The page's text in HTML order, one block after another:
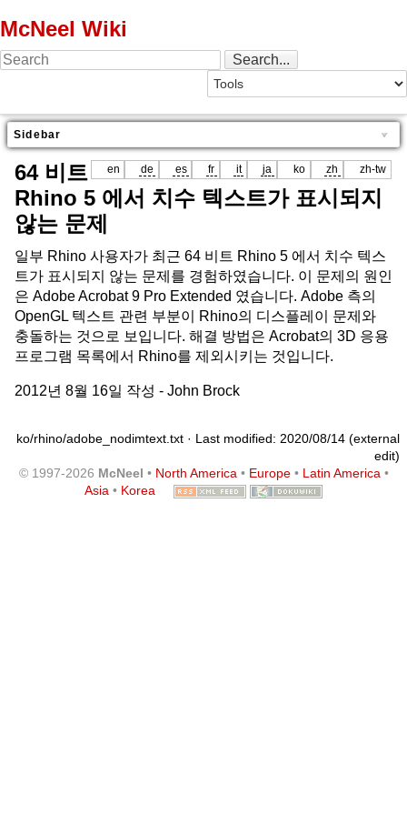
McNeel Wiki
Sidebar
en de es fr it ja ko zh zh-tw
64 비트
Rhino 5 에서 치수 텍스트가 표시되지
않는 문제
일부 Rhino 사용자가 최근 64 비트 Rhino 5 에서 치수 텍스
트가 표시되지 않는 문제를 경험하였습니다. 이 문제의 원인
은 Adobe Acrobat 9 Pro Extended 였습니다. Adobe 측의
OpenGL 텍스트 관련 부분이 Rhino의 디스플레이 문제와
충돌하는 것으로 보입니다. 해결 방법은 Acrobat의 3D 응용
프로그램 목록에서 Rhino를 제외시키는 것입니다.
2012년 8월 16일 작성 - John Brock
ko/rhino/adobe_nodimtext.txt · Last modified: 2020/08/14 (external
edit)
© 1997-2026 McNeel • North America • Europe• Latin America •
Asia • Korea